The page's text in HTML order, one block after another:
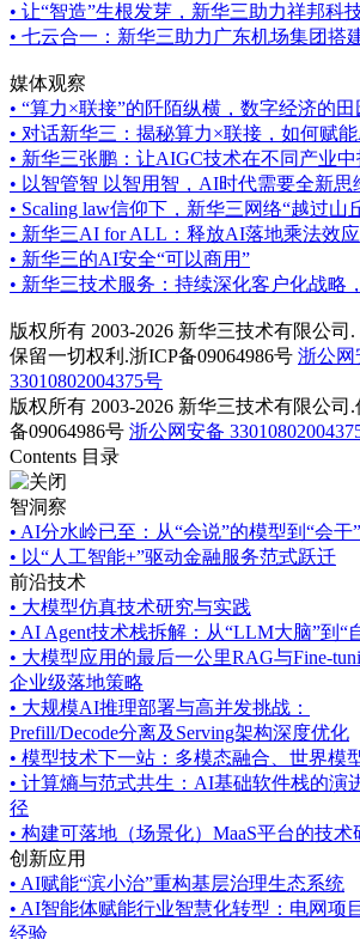
• 让“智造”生根发芽，新华三助力祥邦科
• 七云合一：新华三助力广东机场集团搭
媒体观察
• “算力×联接”的阡陌纵横，数字经济的田
• 对话新华三：揭秘算力×联接，如何赋
• 新华三张鹏：让AIGC技术在不同产业
• 以智管智 以智用智，AI时代需要全新思
• Scaling law信仰下，新华三网络“越过山
• 新华三AI for ALL：释放AI落地乘法效应
• 新华三的AI安全“可以商用”
• 新华三技术服务：持续深化客户化战略
版权所有 2003-2026 新华三技术有限公司.
保留一切权利.浙ICP备09064986号 浙公网
33010802004375号
版权所有 2003-2026 新华三技术有限公司
备09064986号 浙公网安备
Contents 目录
智洞察
• AI分水岭已至：从“会说”的模型到“会干
• 以“人工智能+”驱动金融服务范式跃迁
前沿技术
• 大模型仿真技术研究与实践
• AI Agent技术栈拆解：从“LLM大脑”到“
• 大模型应用的最后一公里RAG与Fine-
企业级落地策略
• 大规模AI推理部署与高并发挑战：
Prefill/Decode分离及Serving架构深度优化
• 模型技术下一站：多模态融合、世界模
• 计算熵与范式共生：AI基础软件栈的演
径
• 构建可落地（场景化）MaaS平台的技术
创新应用
• AI赋能“滨小治”重构基层治理生态系统
• AI智能体赋能行业智慧化转型：电网项
经验